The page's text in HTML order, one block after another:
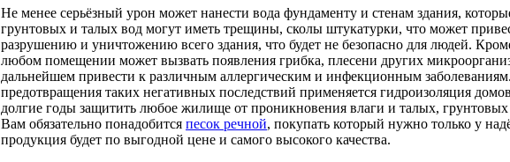
Не менее серьёзный урон может нанести вода фундаменту и стенам здания,
грунтовых и талых вод могут иметь трещины, сколы штукатурки, что может
разрушению и уничтожению всего здания, что будет не безопасно для людей.
любом помещении может вызвать появления грибка, плесени других
дальнейшем привести к различным аллергическим и инфекционным
предотвращения таких негативных последствий применяется гидроизоляция
долгие годы защитить любое жилище от проникновения влаги и талых,
Вам обязательно понадобится песок речной, покупать который нужно только у
продукция будет по выгодной цене и самого высокого качества.